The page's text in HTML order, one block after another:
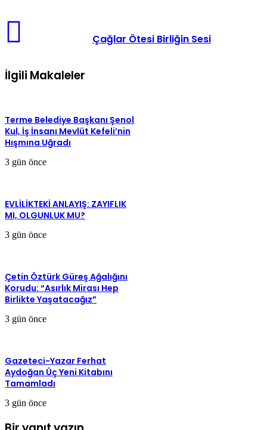
Çağlar Ötesi Birliğin Sesi
İlgili Makaleler
Terme Belediye Başkanı Şenol
Kul, İş İnsanı Mevlüt Kefeli’nin
Hışmına Uğradı
3 gün önce
EVLİLİKTEKİ ANLAYIŞ: ZAYIFLIK
MI, OLGUNLUK MU?
3 gün önce
Çetin Öztürk Güreş Ağalığını
Korudu: “Asırlık Mirası Hep
Birlikte Yaşatacağız”
3 gün önce
Gazeteci-Yazar Ferhat
Aydoğan Üç Yeni Kitabını
Tamamladı
3 gün önce